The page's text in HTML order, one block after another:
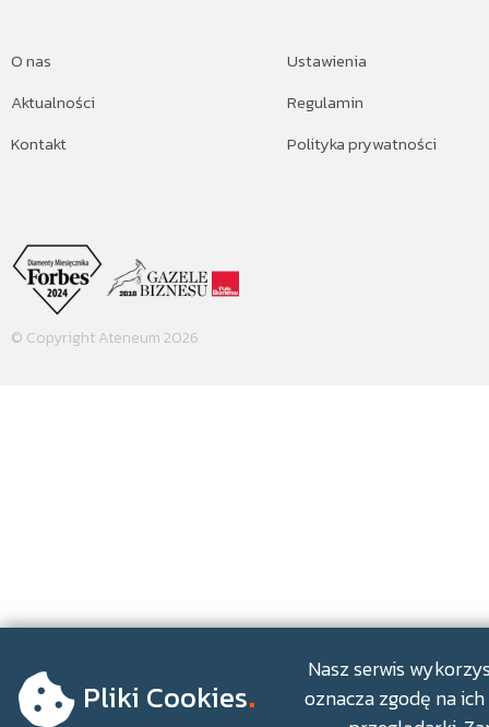
O nas
Aktualności
Kontakt
Ustawienia
Regulamin
Polityka prywatności
© Copyright Ateneum 2026
Pliki Cookies.
Nasz serwis
oznacza zgodę na